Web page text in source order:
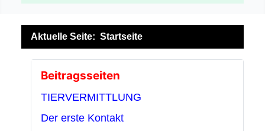
Aktuelle Seite: Startseite
Beitragsseiten
TIERVERMITTLUNG
Der erste Kontakt